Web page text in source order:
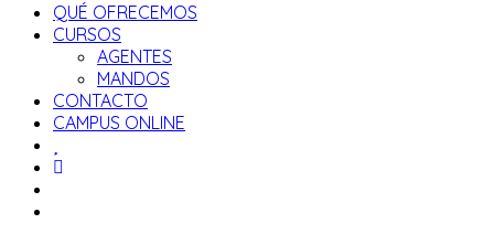
QUÉ OFRECEMOS
CURSOS
AGENTES
MANDOS
CONTACTO
CAMPUS ONLINE